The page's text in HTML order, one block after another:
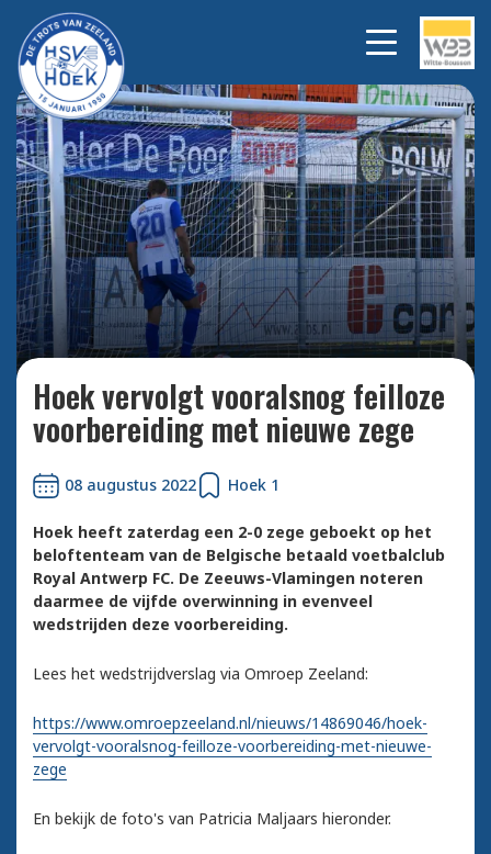
Steve Schalkwijk maakt heel
subtiel de 2-0.
Bekijk alle
foto's
Hoek vervolgt vooralsnog feilloze
voorbereiding met nieuwe zege
08 augustus 2022 Hoek 1
Hoek heeft zaterdag een 2-0 zege geboekt op het
beloftenteam van de Belgische betaald voetbalclub
Royal Antwerp FC. De Zeeuws-Vlamingen noteren
daarmee de vijfde overwinning in evenveel
wedstrijden deze voorbereiding.
Lees het wedstrijdverslag via Omroep Zeeland:
https://www.omroepzeeland.nl/nieuws/14869046/hoek-
vervolgt-vooralsnog-feilloze-voorbereiding-met-nieuwe-
zege
En bekijk de foto's van Patricia Maljaars hieronder.